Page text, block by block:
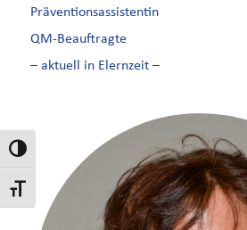
Umschalten auf hohe Kontraste
Schrift vergrößern
Präventionsassistentin
QM-Beauftragte
– aktuell in Elernzeit –